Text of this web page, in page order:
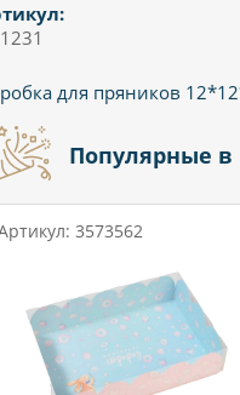
для пряников
Популярные в
3573562